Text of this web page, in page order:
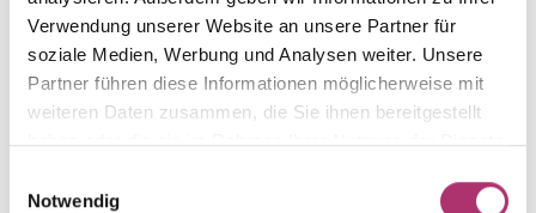
Verwendung unserer Website an unsere Partner für
soziale Medien, Werbung und Analysen weiter. Unsere
Partner führen diese Informationen möglicherweise mit
weiteren Daten zusammen, die Sie ihnen bereitgestellt
haben oder die sie im Rahmen Ihrer Nutzung der Dienste
Notwendig
Gem Color
white
Gem Type
Diamond
Gem
fc diamond
Ring Width